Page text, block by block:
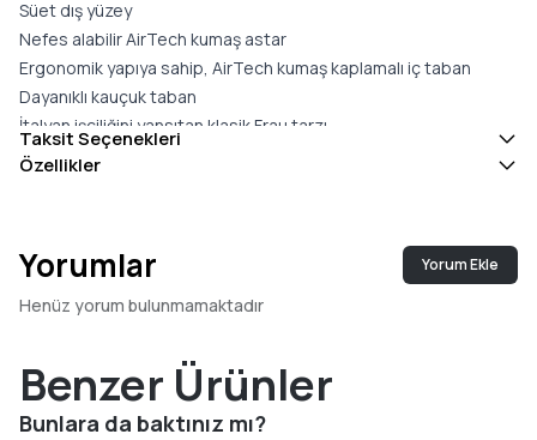
Süet dış yüzey
Nefes alabilir AirTech kumaş astar
Ergonomik yapıya sahip, AirTech kumaş kaplamalı iç taban
Dayanıklı kauçuk taban
İtalyan işçiliğini yansıtan klasik Frau tarzı
Standart kalıp, kendi numaranızı tercih edebilirsiniz
Bağcık Uzunluğu:
Menşei:İtalya
Taksit Seçenekleri
Özellikler
Yorumlar Yorum Ekle
Henüz yorum bulunmamaktadır
Benzer Ürünler
Bunlara da baktınız mı?